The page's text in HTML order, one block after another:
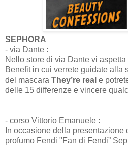
SEPHORA
- via Dante :
Nello store di via Dante vi
Benefit in cui verrete guidate alla
del mascara They’re real e
delle 15 differenze e vincere
- corso Vittorio Emanuele :
In occasione della presentazione
profumo Fendi "Fan di Fendi”